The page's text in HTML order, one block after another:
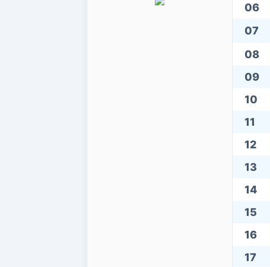
06
07
08
09
10
11
12
13
14
15
16
17